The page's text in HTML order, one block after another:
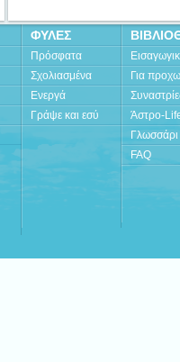
ΦΥΛΕΣ
Πρόσφατα
Σχολιασμένα
Ενεργά
Γράψε και εσύ
Για
Άστρο-
Γλωσσάρι
FAQ